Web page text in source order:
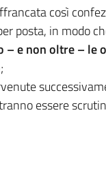
così
posta, in modo
– e non oltre – le
;
essere